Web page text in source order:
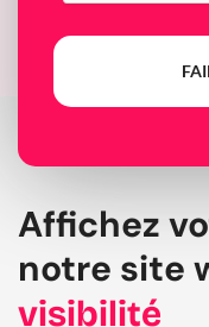
Affichez
notre site
visibilité